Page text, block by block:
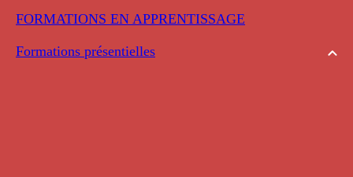
FORMATIONS EN APPRENTISSAGE
Formations présentielles